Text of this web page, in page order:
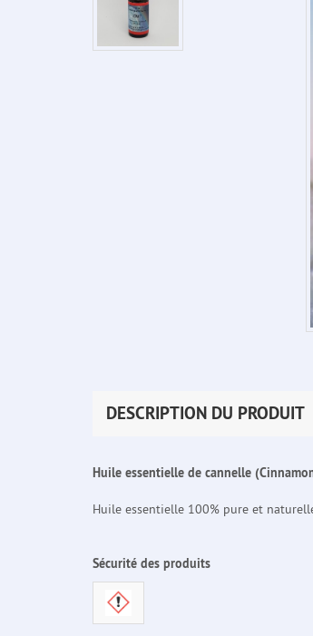
DESCRIPTION DU PRODUIT
Huile essentielle de cannelle
Huile essentielle 100% pure et
Sécurité des produits